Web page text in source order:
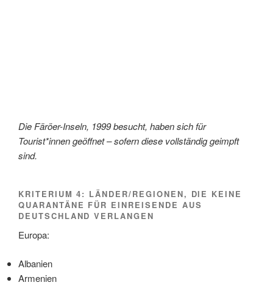
Die Färöer-Inseln, 1999 besucht, haben sich für
Tourist*innen geöffnet – sofern diese vollständig geimpft
sind.
KRITERIUM 4: LÄNDER/REGIONEN, DIE KEINE
QUARANTÄNE FÜR EINREISENDE AUS
DEUTSCHLAND VERLANGEN
Europa:
Albanien
Armenien